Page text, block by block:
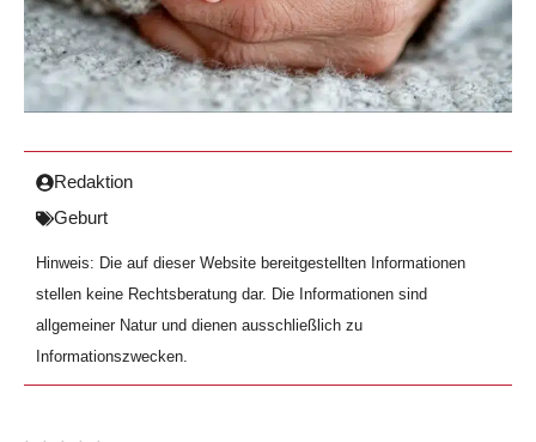
Redaktion
Geburt
Hinweis: Die auf dieser Website bereitgestellten Informationen
stellen keine Rechtsberatung dar. Die Informationen sind
allgemeiner Natur und dienen ausschließlich zu
Informationszwecken.